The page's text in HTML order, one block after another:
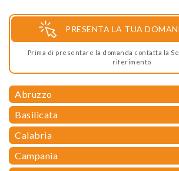
PRESENTA LA TUA
Prima di presentare la domanda contatta la
riferimento
Abruzzo
Basilicata
Calabria
Campania